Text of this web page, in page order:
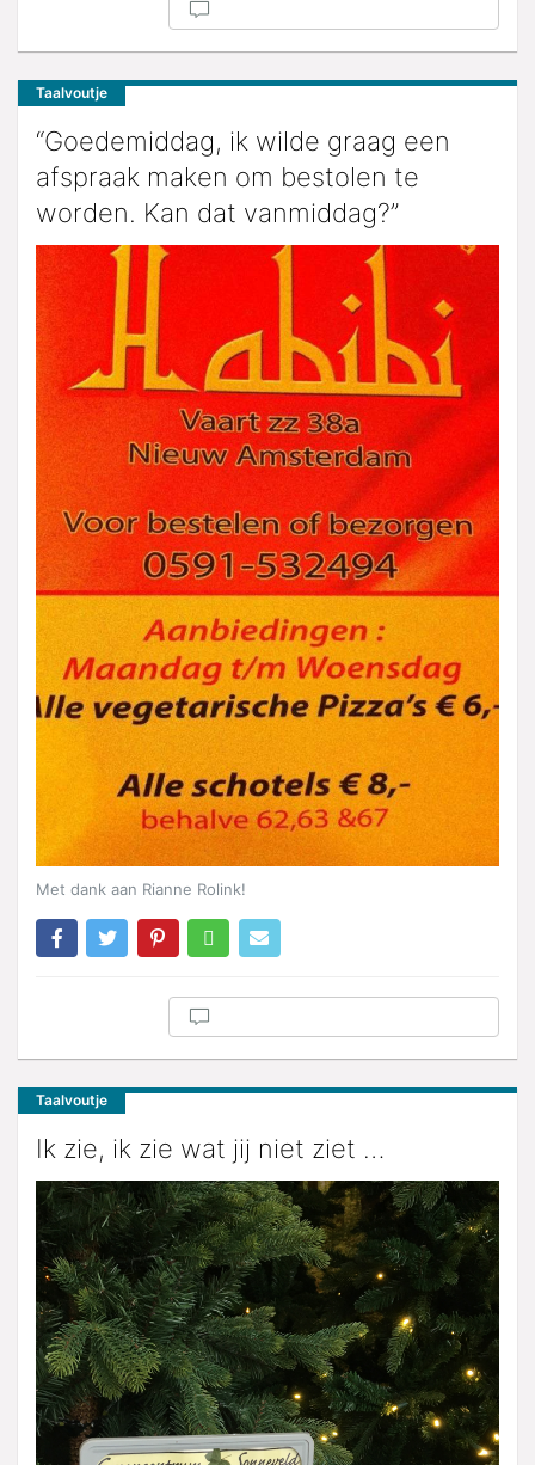
Taalvoutje
“Goedemiddag, ik wilde graag een
afspraak maken om bestolen te
worden. Kan dat vanmiddag?”
Met dank aan Rianne Rolink!
Taalvoutje
Ik zie, ik zie wat jij niet ziet …